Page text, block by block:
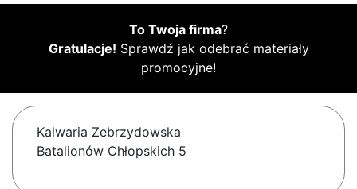
To Twoja firma?
Gratulacje! Sprawdź jak odebrać materiały
promocyjne!
Kalwaria Zebrzydowska
Batalionów Chłopskich 5